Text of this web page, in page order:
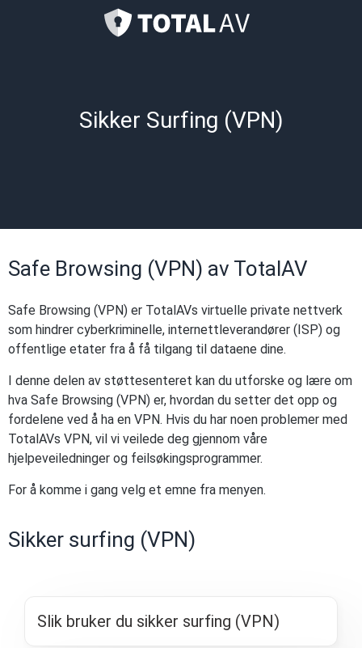
Sikker Surfing (VPN)
Safe Browsing (VPN) av TotalAV
Safe Browsing (VPN) er TotalAVs virtuelle private nettverk
som hindrer cyberkriminelle, internettleverandører (ISP) og
offentlige etater fra å få tilgang til dataene dine.
I denne delen av støttesenteret kan du utforske og lære om
hva Safe Browsing (VPN) er, hvordan du setter det opp og
fordelene ved å ha en VPN. Hvis du har noen problemer med
TotalAVs VPN, vil vi veilede deg gjennom våre
hjelpeveiledninger og feilsøkingsprogrammer.
For å komme i gang velg et emne fra menyen.
Sikker surfing (VPN)
Slik bruker du sikker surfing (VPN)